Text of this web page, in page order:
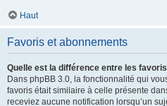
Haut
Favoris et abonnements
Quelle est la différence entre les
Dans phpBB 3.0, la fonctionnalité qui
favoris était similaire à celle présente
receviez aucune notification lorsqu’un